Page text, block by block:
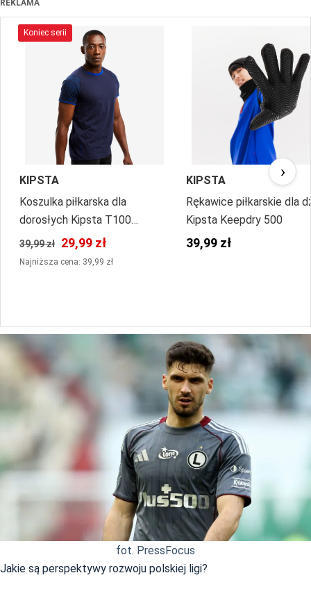
REKLAMA
Koniec serii
KIPSTA
Koszulka piłkarska dla
dorosłych Kipsta T100
drużynowa
39,99 zł 29,99 zł
Najniższa cena: 39,99 zł
KIPSTA
Rękawice piłkarskie dla
Kipsta Keepdry 500
39,99 zł
›
fot. PressFocus
Jakie są perspektywy rozwoju polskiej ligi?